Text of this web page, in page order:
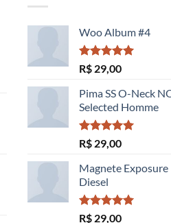
Woo Album #4
Avaliação
5.00
de 5
R$ 29,00
Pima SS O-Neck
Selected Homme
Avaliação
5.00
de 5
R$ 29,00
Magnete Exposure
Diesel
Avaliação
R$ 29,00